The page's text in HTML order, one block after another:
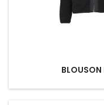
BLOUSON